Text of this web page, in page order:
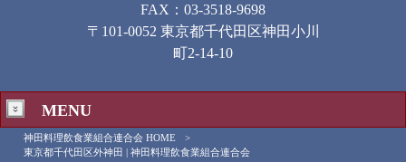
FAX：03-3518-9698
〒101-0052 東京都千代田区神田小川
町2-14-10
MENU
神田料理飲食業組合連合会 HOME
>
東京都千代田区外神田 | 神田料理飲食業組合連合会